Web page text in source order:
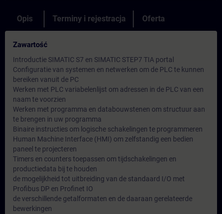
Opis Terminy i rejestracja Oferta
Zawartość
Introductie SIMATIC S7 en SIMATIC STEP7 TIA portal
Configuratie van systemen en netwerken om de PLC te kunnen
bereiken vanuit de PC
Werken met PLC variabelenlijst om adressen in de PLC van een
naam te voorzien
Werken met programma en databouwstenen om structuur aan
te brengen in uw programma
Binaire instructies om logische schakelingen te programmeren
Human Machine Interface (HMI) om zelfstandig een bedien
paneel te projecteren
Timers en counters toepassen om tijdschakelingen en
productiedata bij te houden
de mogelijkheid tot uitbreiding van de standaard I/O met
Profibus DP en Profinet IO
de verschillende getalformaten en de daaraan gerelateerde
bewerkingen